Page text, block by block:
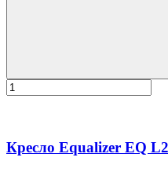
Кресло Equalizer EQ